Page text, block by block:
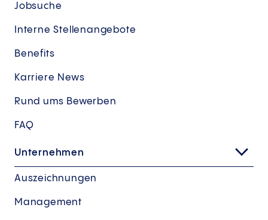
Jobsuche
Interne Stellenangebote
Benefits
Karriere News
Rund ums Bewerben
FAQ
Unternehmen
Auszeichnungen
Management